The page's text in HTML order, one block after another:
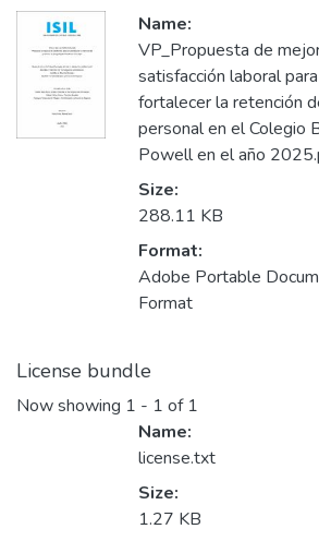
Name:
VP_Propuesta de
satisfacción laboral para
fortalecer la retención
personal en el Colegio
Powell en el año
Size:
288.11 KB
Format:
Adobe Portable
Format
License bundle
Now showing 1 - 1 of 1
Name:
license.txt
Size:
1.27 KB